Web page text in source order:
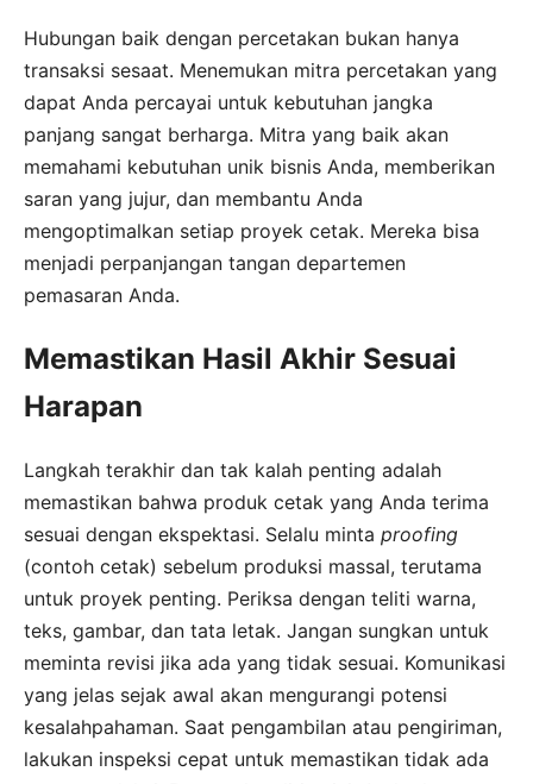
Hubungan baik dengan percetakan bukan hanya
transaksi sesaat. Menemukan mitra percetakan yang
dapat Anda percayai untuk kebutuhan jangka
panjang sangat berharga. Mitra yang baik akan
memahami kebutuhan unik bisnis Anda, memberikan
saran yang jujur, dan membantu Anda
mengoptimalkan setiap proyek cetak. Mereka bisa
menjadi perpanjangan tangan departemen
pemasaran Anda.
Memastikan Hasil Akhir Sesuai
Harapan
Langkah terakhir dan tak kalah penting adalah
memastikan bahwa produk cetak yang Anda terima
sesuai dengan ekspektasi. Selalu minta proofing
(contoh cetak) sebelum produksi massal, terutama
untuk proyek penting. Periksa dengan teliti warna,
teks, gambar, dan tata letak. Jangan sungkan untuk
meminta revisi jika ada yang tidak sesuai. Komunikasi
yang jelas sejak awal akan mengurangi potensi
kesalahpahaman. Saat pengambilan atau pengiriman,
lakukan inspeksi cepat untuk memastikan tidak ada